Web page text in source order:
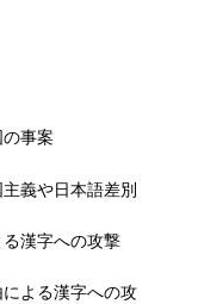
事案
義や日本語差別
漢字への攻撃
よる漢字への攻